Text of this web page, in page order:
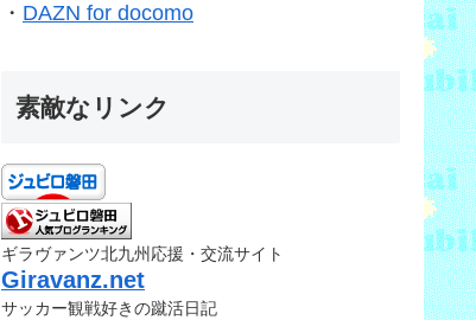
・ DAZN for docomo
素敵なリンク
ギラヴァンツ北九州応援・交流サイト
Giravanz.net
サッカー観戦好きの蹴活日記